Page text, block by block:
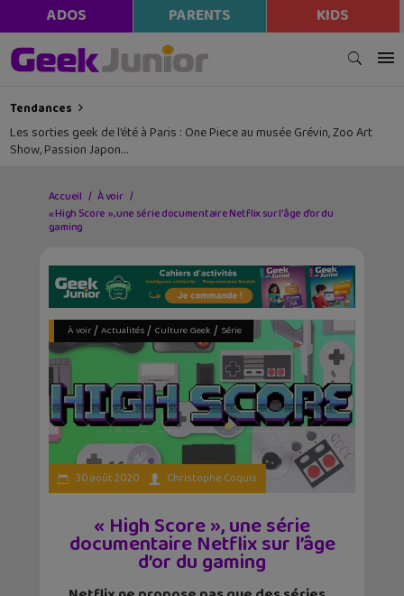
ADOS PARENTS KIDS
Tendances
Les sorties geek de l’été à Paris : One Piece au musée Grévin, Zoo Art
Show, Passion Japon…
Accueil
À voir
« High Score », une série documentaire Netflix sur l’âge d’or du
gaming
À voir/ Actualités/ Culture Geek / Série
30 août 2020 Christophe Coquis
« High Score », une série
documentaire Netflix sur l’âge
d’or du gaming